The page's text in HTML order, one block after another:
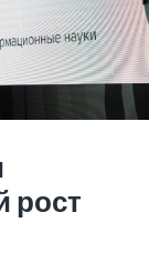
рост